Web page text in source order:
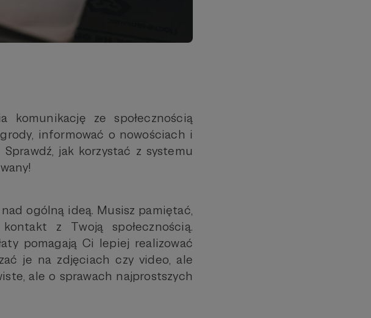
komunikację ze społecznością
informować o nowościach i
jak korzystać z systemu
ogólną ideą. Musisz pamiętać,
z Twoją społecznością.
pomagają Ci lepiej realizować
je na zdjęciach czy video, ale
ale o sprawach najprostszych